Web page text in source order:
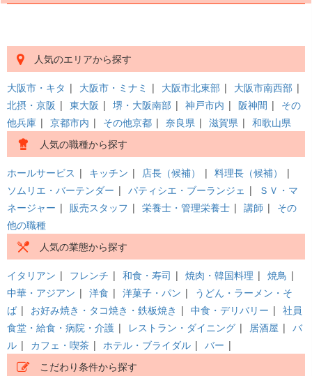
人気のエリアから探す
大阪市・キタ | 大阪市・ミナミ | 大阪市北東部 | 大阪市南西部 |
北摂・京阪 | 東大阪 | 堺・大阪南部 | 神戸市内 | 阪神間 | その
他兵庫 | 京都市内 | その他京都 | 奈良県 | 滋賀県 | 和歌山県
人気の職種から探す
ホールサービス | キッチン | 店長（候補） | 料理長（候補）
|
ソムリエ・バーテンダー | パティシエ・ブーランジェ |
ＳＶ・マ
ネージャー | 販売スタッフ | 栄養士・管理栄養士 | 講師 | その
他の職種
人気の業態から探す
イタリアン | フレンチ | 和食・寿司 | 焼肉・韓国料理 | 焼鳥 |
中華・アジアン | 洋食 | 洋菓子・パン |
うどん・ラーメン・そ
ば | お好み焼き・タコ焼き・鉄板焼き | 中食・デリバリー | 社員
食堂・給食・病院・介護 | レストラン・ダイニング | 居酒屋 | バ
ル | カフェ・喫茶 | ホテル・ブライダル | バー |
こだわり条件から探す